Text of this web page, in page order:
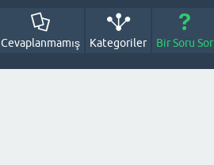
Cevaplanmamış Kategoriler Bir Soru Sor